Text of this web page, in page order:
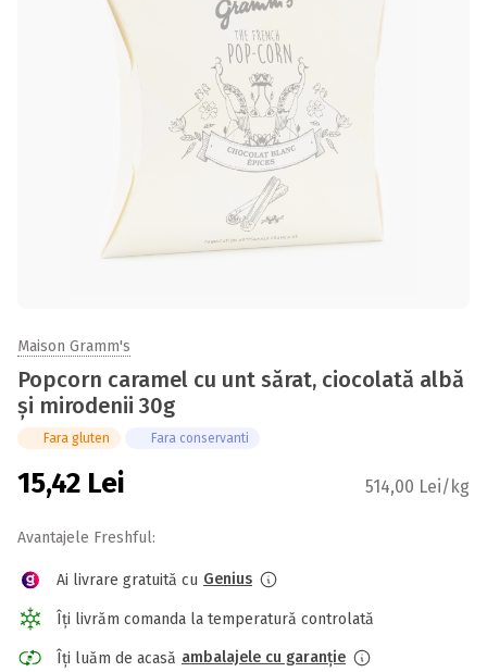
Maison Gramm's
Popcorn caramel cu unt sărat, ciocolată albă
și mirodenii 30g
Fara gluten Fara conservanti
15,42 Lei 514,00 Lei/kg
Avantajele Freshful:
Ai livrare gratuită cu Genius
Îți livrăm comanda la temperatură controlată
Îți luăm de acasă ambalajele cu garanție